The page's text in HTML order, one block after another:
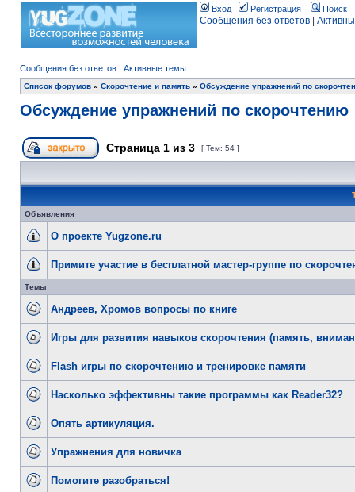
Вход Регистрация Поиск
Сообщения без ответов
Сообщения без ответов | Активные темы
Список форумов » Скорочтение и память » Обсуждение упражнений по
Обсуждение упражнений по скорочтению
Страница 1 из 3 [ Тем: 54 ]
Объявления
О проекте Yugzone.ru
Примите участие в бесплатной мастер-группе по
Темы
Андреев, Хромов вопросы по книге
Игры для развития навыков скорочтения (память,
Flash игры по скорочтению и тренировке памяти
Насколько эффективны такие программы как Reader32?
Опять артикуляция.
Упражнения для новичка
Помогите разобраться!